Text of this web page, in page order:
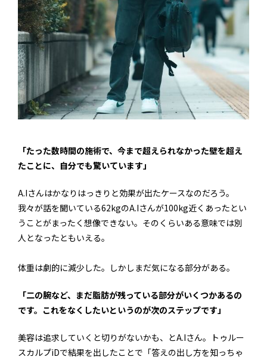
「たった数時間の施術で、今まで超えられなかった壁を超え
たことに、自分でも驚いています」
A.Iさんはかなりはっきりと効果が出たケースなのだろう。
我々が話を聞いている62kgのA.Iさんが100kg近くあったとい
うことがまったく想像できない。そのくらいある意味では別
人となったともいえる。
体重は劇的に減少した。しかしまだ気になる部分がある。
「二の腕など、まだ脂肪が残っている部分がいくつかあるの
です。これをなくしたいというのが次のステップです」
美容は追求していくと切りがないかも、とA.Iさん。トゥルー
スカルプiDで結果を出したことで「答えの出し方を知っちゃ